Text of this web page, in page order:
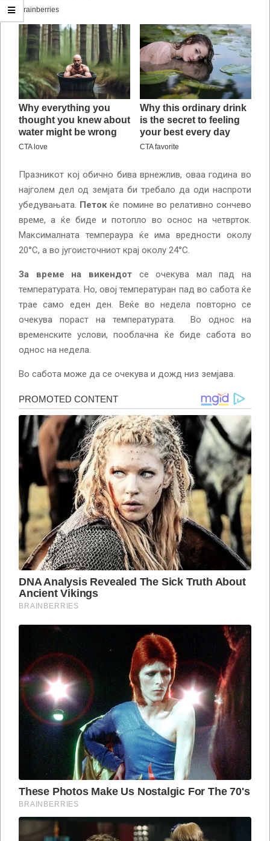
Празникот кој обично бива врнежлив, оваа година во
најголем дел од земјата би требало да оди наспроти
убедувањата. Петокќе помине во релативно сончево
време, а ќе биде и потопло во оснос на четврток.
Максималната темпераура ќе има вредности околу
20°С, а во југоисточниот крај околу 24°С.
За време на викендотсе очекува мал пад на
температурата. Но, овој температуран пад во сабота ќе
трае само еден ден. Веќе во недела повторно се
очекува пораст на температурата. Во однос на
временските услови, пооблачна ќе биде сабота во
однос на недела.
Во сабота може да се очекува и дожд низ земјава.